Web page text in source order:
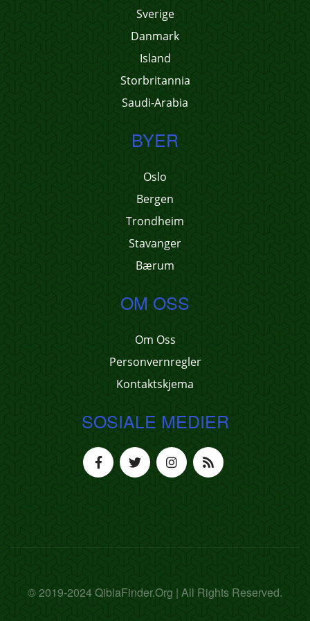
Sverige
Danmark
Island
Storbritannia
Saudi-Arabia
BYER
Oslo
Bergen
Trondheim
Stavanger
Bærum
OM OSS
Om Oss
Personvernregler
Kontaktskjema
SOSIALE MEDIER
© 2019-2024 QiblaFinder.Org | All Rights Reserved.